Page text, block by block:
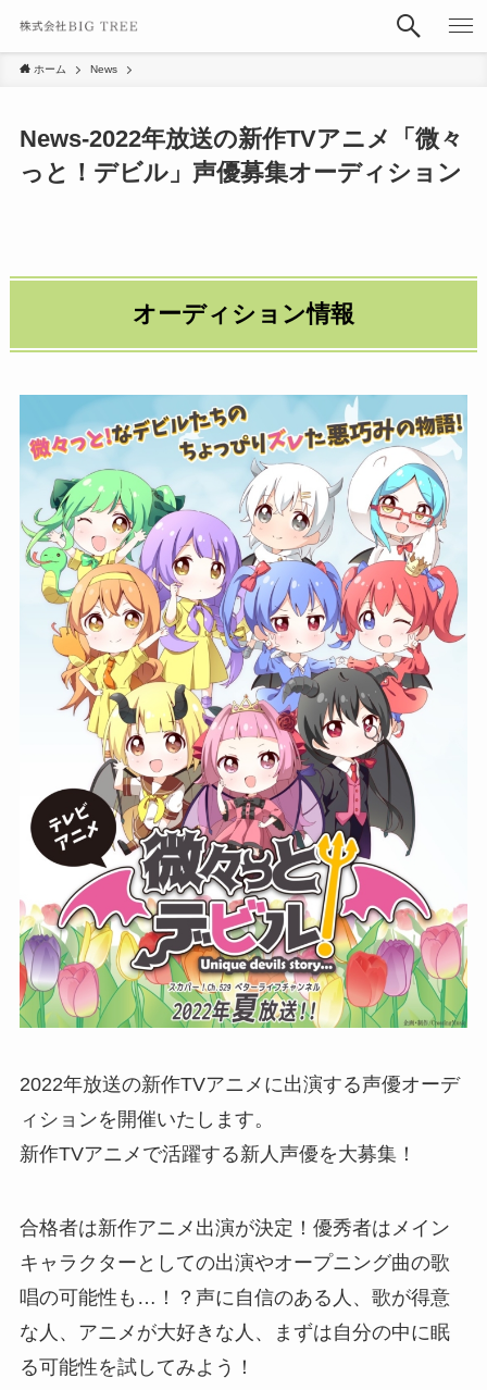
ホーム News
News-2022年放送の新作TVアニメ「微々
っと！デビル」声優募集オーディション
オーディション情報
2022年放送の新作TVアニメに出演する声優オーデ
ィションを開催いたします。
新作TVアニメで活躍する新人声優を大募集！
合格者は新作アニメ出演が決定！優秀者はメイン
キャラクターとしての出演やオープニング曲の歌
唱の可能性も…！？声に自信のある人、歌が得意
な人、アニメが大好きな人、まずは自分の中に眠
る可能性を試してみよう！